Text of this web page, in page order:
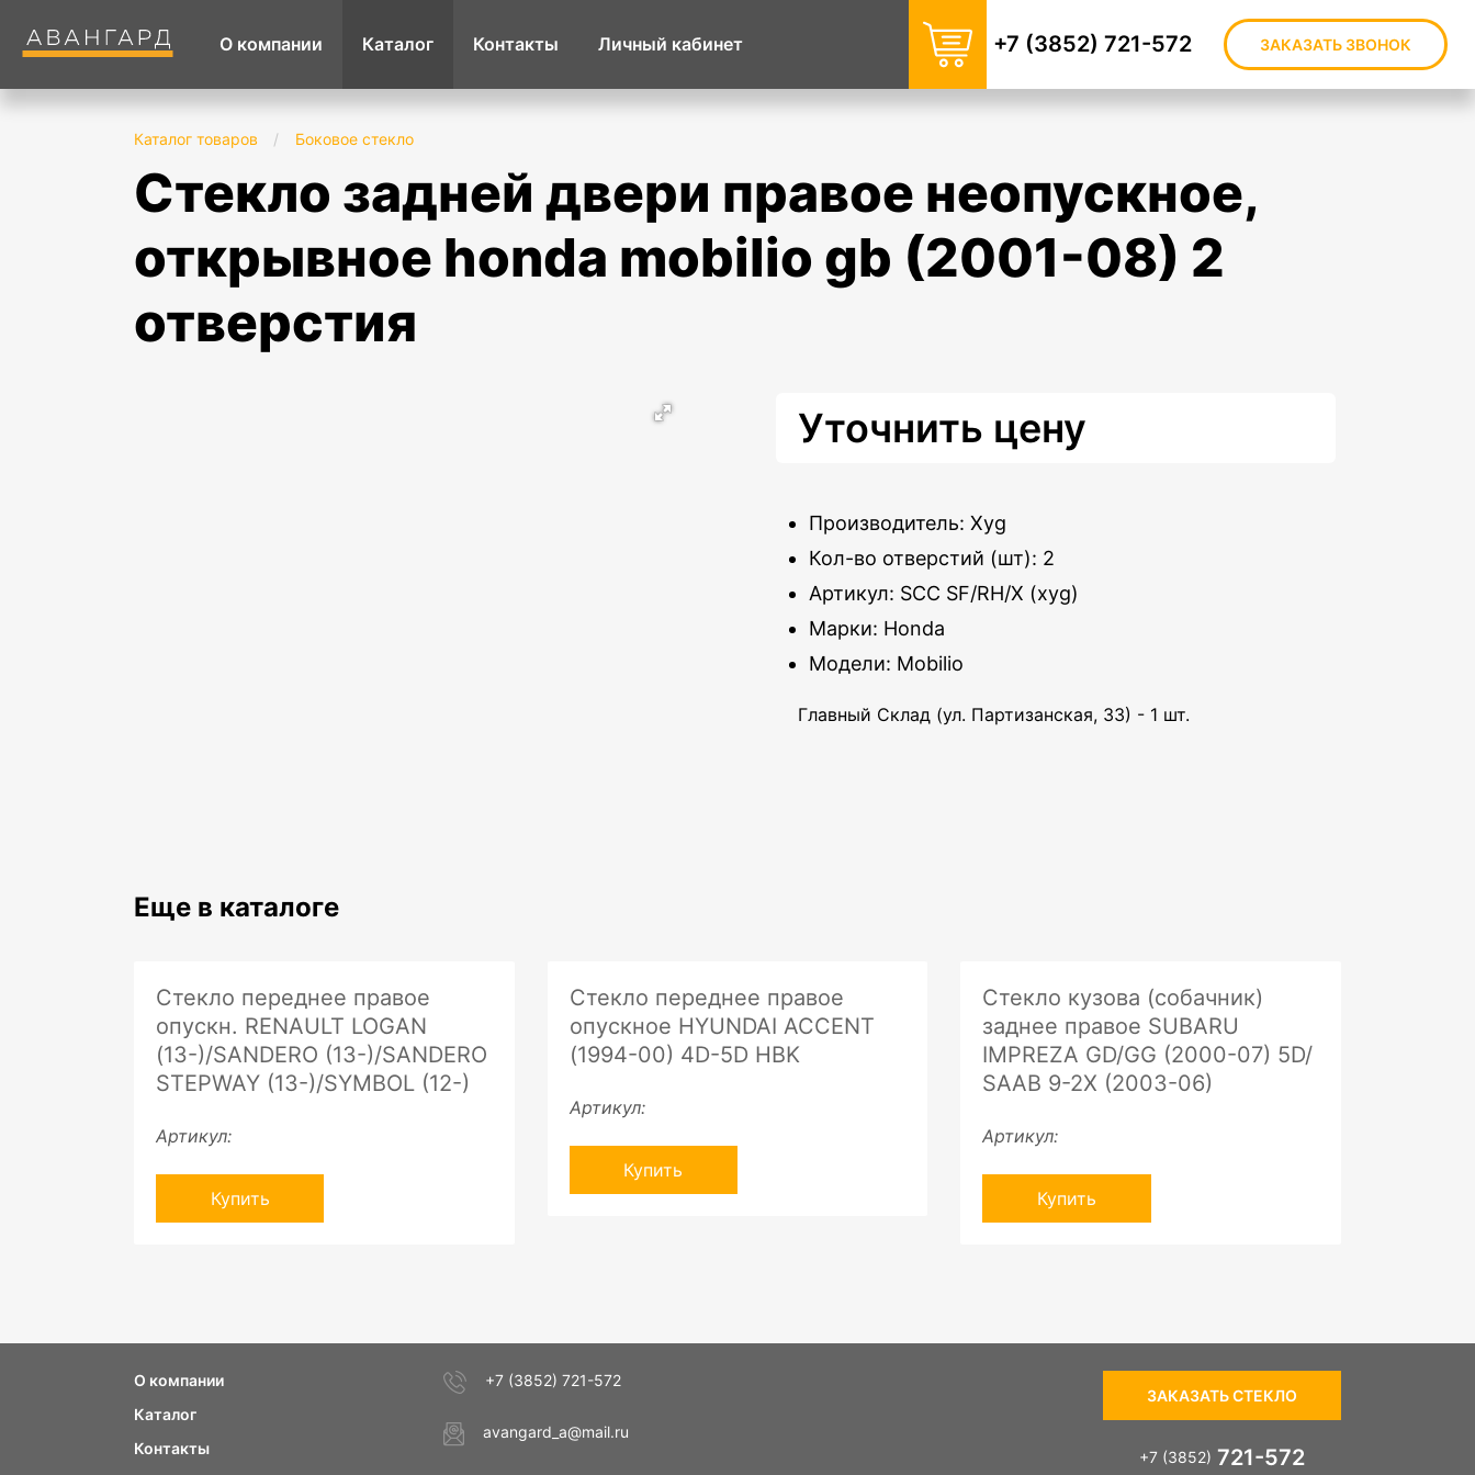
О компании Каталог Контакты Личный кабинет +7 (3852) 721-572 ЗАКАЗАТЬ ЗВОНОК
Каталог товаров / Боковое стекло
стекло задней двери правое неопускное,
открывное honda mobilio gb (2001-08) 2
отверстия
Уточнить цену
Производитель: Xyg
Кол-во отверстий (шт): 2
Артикул: SCC SF/RH/X (xyg)
Марки: Honda
Модели: Mobilio
Главный Склад (ул. Партизанская, 33) - 1 шт.
Еще в каталоге
Стекло переднее правое
опускн. RENAULT LOGAN
(13-)/SANDERO (13-)/SANDERO
STEPWAY (13-)/SYMBOL (12-)
Артикул:
Купить
Стекло переднее правое
опускное HYUNDAI ACCENT
(1994-00) 4D-5D HBK
Артикул:
Купить
Стекло кузова (собачник)
заднее правое SUBARU
IMPREZA GD/GG (2000-07) 5D/
SAAB 9-2X (2003-06)
Артикул:
Купить
О компании
Каталог
Контакты
+7 (3852) 721-572
avangard_a@mail.ru
ЗАКАЗАТЬ СТЕКЛО
+7 (3852) 721-572